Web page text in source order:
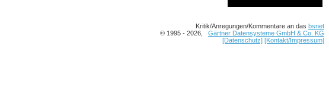
Kritik/Anregungen/Kommentare an das bsnet
© 1995 - 2026, Gärtner Datensysteme GmbH & Co. KG
[Datenschutz] [Kontakt/Impressum]